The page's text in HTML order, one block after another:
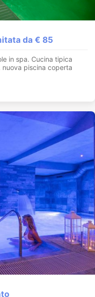
da € 85
in spa. Cucina tipica
nuova piscina coperta